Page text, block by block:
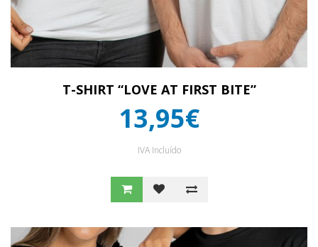
T-SHIRT “LOVE AT FIRST BITE”
13,95€
IVA Incluído